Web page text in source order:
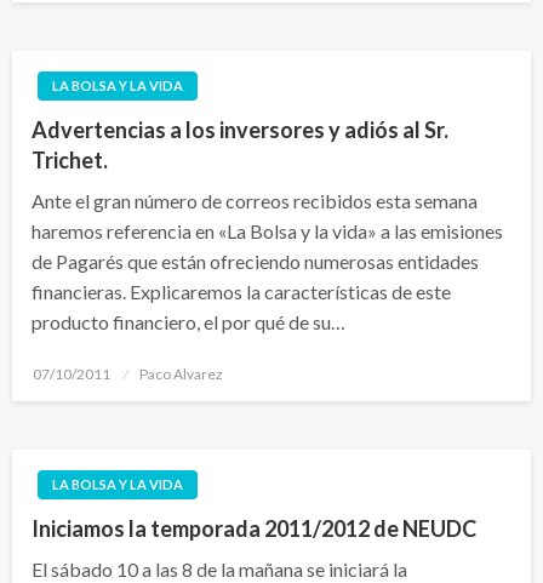
LA BOLSA Y LA VIDA
Advertencias a los inversores y adiós al Sr.
Trichet.
Ante el gran número de correos recibidos esta semana
haremos referencia en «La Bolsa y la vida» a las emisiones
de Pagarés que están ofreciendo numerosas entidades
financieras. Explicaremos la características de este
producto financiero, el por qué de su…
Publicado
07/10/2011 Paco Alvarez
LA BOLSA Y LA VIDA
Iniciamos la temporada 2011/2012 de NEUDC
El sábado 10 a las 8 de la mañana se iniciará la